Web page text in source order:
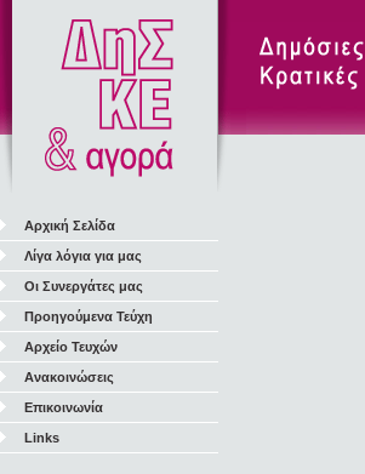
Αρχική Σελίδα
Λίγα λόγια για μας
Οι Συνεργάτες μας
Προηγούμενα Τεύχη
Αρχείο Τευχών
Ανακοινώσεις
Επικοινωνία
Links